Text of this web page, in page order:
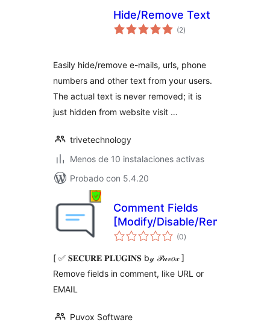
Hide/Remove Text
(2total
de
)
Easily hide/remove e-mails, urls, phone
numbers and other text from your users.
The actual text is never removed; it is
just hidden from website visit …
trivetechnology
Menos de 10 instalaciones activas
Probado con 5.4.20
Comment Fields
[Modify/Disable/Remove]
(0total
de
)
[ ✅ 𝐒𝐄𝐂𝐔𝐑𝐄 𝐏𝐋𝐔𝐆𝐈𝐍𝐒 b𝓎 𝒫𝓊𝓋𝑜𝓍 ]
Remove fields in comment, like URL or
EMAIL
Puvox Software